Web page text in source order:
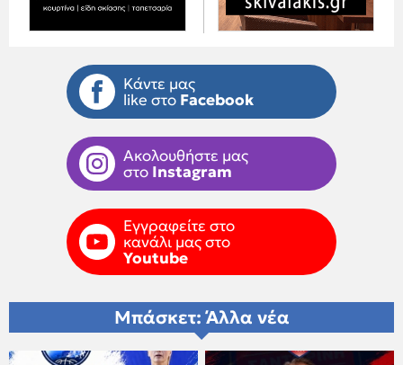
Κάντε μας
like στο Facebook
Ακολουθήστε μας
στο Instagram
Εγγραφείτε στο
κανάλι μας στο
Youtube
Μπάσκετ: Άλλα νέα